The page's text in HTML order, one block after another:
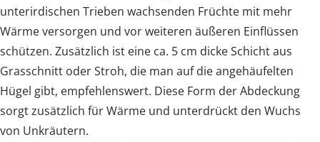
unterirdischen Trieben wachsenden Früchte mit mehr
Wärme versorgen und vor weiteren äußeren Einflüssen
schützen. Zusätzlich ist eine ca. 5 cm dicke Schicht aus
Grasschnitt oder Stroh, die man auf die angehäufelten
Hügel gibt, empfehlenswert. Diese Form der Abdeckung
sorgt zusätzlich für Wärme und unterdrückt den Wuchs
von Unkräutern.